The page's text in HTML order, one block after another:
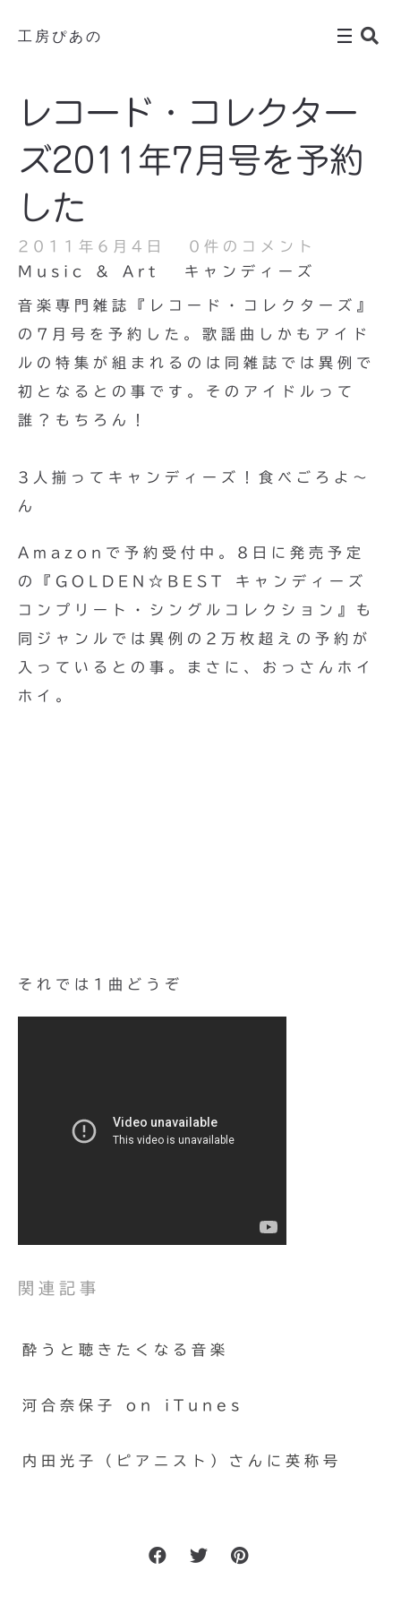
工房ぴあの
レコード・コレクター
ズ2011年7月号を予約
した
2011年6月4日
0件のコメント
Music & Art
キャンディーズ
音楽専門雑誌『レコード・コレクターズ』
の7月号を予約した。歌謡曲しかもアイド
ルの特集が組まれるのは同雑誌では異例で
初となるとの事です。そのアイドルって
誰？もちろん！
3人揃ってキャンディーズ！食べごろよ〜
ん
Amazonで予約受付中。8日に発売予定
の『GOLDEN☆BEST キャンディーズ
コンプリート・シングルコレクション』も
同ジャンルでは異例の2万枚超えの予約が
入っているとの事。まさに、おっさんホイ
ホイ。
それでは1曲どうぞ
関連記事
酔うと聴きたくなる音楽
河合奈保子 on iTunes
内田光子（ピアニスト）さんに英称号